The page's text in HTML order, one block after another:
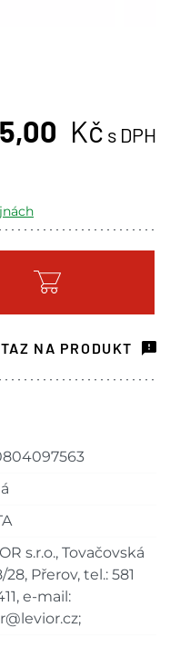
Kč s DPH
7 bal
do 7 dnů
do 7 dnů
4 bal
NA PRODUKT
s.r.o., Tovačovská
Přerov, tel.: 581
e-mail: